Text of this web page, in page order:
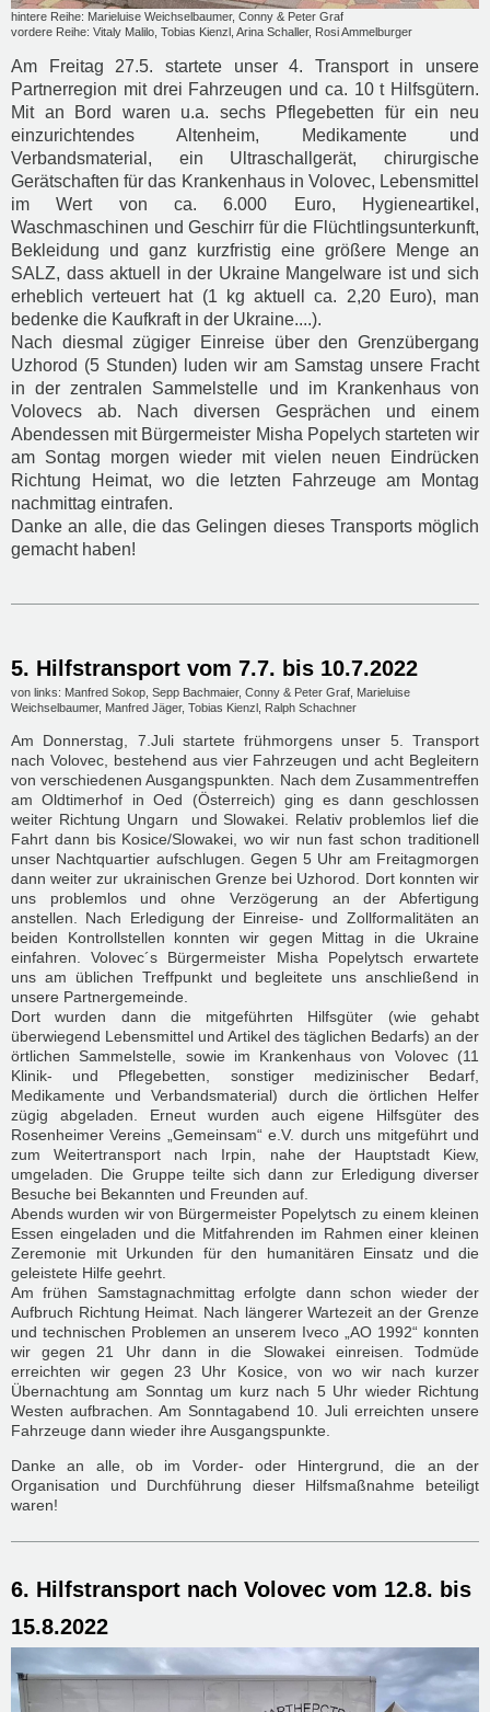
hintere Reihe: Marieluise Weichselbaumer, Conny & Peter Graf
vordere Reihe: Vitaly Malilo, Tobias Kienzl, Arina Schaller, Rosi Ammelburger
Am Freitag 27.5. startete unser 4. Transport in unsere
Partnerregion mit drei Fahrzeugen und ca. 10 t Hilfsgütern.
Mit an Bord waren u.a. sechs Pflegebetten für ein neu
einzurichtendes Altenheim, Medikamente und
Verbandsmaterial, ein Ultraschallgerät, chirurgische
Gerätschaften für das Krankenhaus in Volovec, Lebensmittel
im Wert von ca. 6.000 Euro, Hygieneartikel,
Waschmaschinen und Geschirr für die Flüchtlingsunterkunft,
Bekleidung und ganz kurzfristig eine größere Menge an
SALZ, dass aktuell in der Ukraine Mangelware ist und sich
erheblich verteuert hat (1 kg aktuell ca. 2,20 Euro), man
bedenke die Kaufkraft in der Ukraine....).
Nach diesmal zügiger Einreise über den Grenzübergang
Uzhorod (5 Stunden) luden wir am Samstag unsere Fracht
in der zentralen Sammelstelle und im Krankenhaus von
Volovecs ab. Nach diversen Gesprächen und einem
Abendessen mit Bürgermeister Misha Popelych starteten wir
am Sontag morgen wieder mit vielen neuen Eindrücken
Richtung Heimat, wo die letzten Fahrzeuge am Montag
nachmittag eintrafen.
Danke an alle, die das Gelingen dieses Transports möglich
gemacht haben!
5. Hilfstransport vom 7.7. bis 10.7.2022
von links: Manfred Sokop, Sepp Bachmaier, Conny & Peter Graf, Marieluise
Weichselbaumer, Manfred Jäger, Tobias Kienzl, Ralph Schachner
Am Donnerstag, 7.Juli startete frühmorgens unser 5. Transport
nach Volovec, bestehend aus vier Fahrzeugen und acht Begleitern
von verschiedenen Ausgangspunkten. Nach dem Zusammentreffen
am Oldtimerhof in Oed (Österreich) ging es dann geschlossen
weiter Richtung Ungarn und Slowakei. Relativ problemlos lief die
Fahrt dann bis Kosice/Slowakei, wo wir nun fast schon traditionell
unser Nachtquartier aufschlugen. Gegen 5 Uhr am Freitagmorgen
dann weiter zur ukrainischen Grenze bei Uzhorod. Dort konnten wir
uns problemlos und ohne Verzögerung an der Abfertigung
anstellen. Nach Erledigung der Einreise- und Zollformalitäten an
beiden Kontrollstellen konnten wir gegen Mittag in die Ukraine
einfahren. Volovec´s Bürgermeister Misha Popelytsch erwartete
uns am üblichen Treffpunkt und begleitete uns anschließend in
unsere Partnergemeinde.
Dort wurden dann die mitgeführten Hilfsgüter (wie gehabt
überwiegend Lebensmittel und Artikel des täglichen Bedarfs) an der
örtlichen Sammelstelle, sowie im Krankenhaus von Volovec (11
Klinik- und Pflegebetten, sonstiger medizinischer Bedarf,
Medikamente und Verbandsmaterial) durch die örtlichen Helfer
zügig abgeladen. Erneut wurden auch eigene Hilfsgüter des
Rosenheimer Vereins „Gemeinsam“ e.V. durch uns mitgeführt und
zum Weitertransport nach Irpin, nahe der Hauptstadt Kiew,
umgeladen. Die Gruppe teilte sich dann zur Erledigung diverser
Besuche bei Bekannten und Freunden auf.
Abends wurden wir von Bürgermeister Popelytsch zu einem kleinen
Essen eingeladen und die Mitfahrenden im Rahmen einer kleinen
Zeremonie mit Urkunden für den humanitären Einsatz und die
geleistete Hilfe geehrt.
Am frühen Samstagnachmittag erfolgte dann schon wieder der
Aufbruch Richtung Heimat. Nach längerer Wartezeit an der Grenze
und technischen Problemen an unserem Iveco „AO 1992“ konnten
wir gegen 21 Uhr dann in die Slowakei einreisen. Todmüde
erreichten wir gegen 23 Uhr Kosice, von wo wir nach kurzer
Übernachtung am Sonntag um kurz nach 5 Uhr wieder Richtung
Westen aufbrachen. Am Sonntagabend 10. Juli erreichten unsere
Fahrzeuge dann wieder ihre Ausgangspunkte.
Danke an alle, ob im Vorder- oder Hintergrund, die an der
Organisation und Durchführung dieser Hilfsmaßnahme beteiligt
waren!
6. Hilfstransport nach Volovec vom 12.8. bis
15.8.2022